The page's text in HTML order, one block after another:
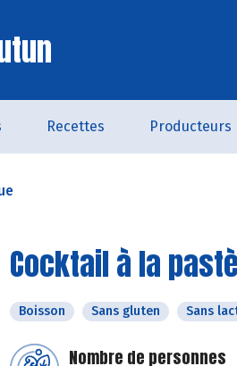
Recettes Producteurs
Cocktail à la
Boisson Sans gluten Sans
Nombre de personnes